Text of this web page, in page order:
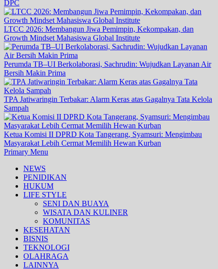
DPC
LTCC 2026: Membangun Jiwa Pemimpin, Kekompakan, dan
Growth Mindset Mahasiswa Global Institute
Perumda TB–UI Berkolaborasi, Sachrudin: Wujudkan Layanan Air
Bersih Makin Prima
TPA Jatiwaringin Terbakar: Alarm Keras atas Gagalnya Tata Kelola
Sampah
Ketua Komisi II DPRD Kota Tangerang, Syamsuri: Mengimbau
Masyarakat Lebih Cermat Memilih Hewan Kurban
Primary Menu
NEWS
PENIDIKAN
HUKUM
LIFE STYLE
SENI DAN BUAYA
WISATA DAN KULINER
KOMUNITAS
KESEHATAN
BISNIS
TEKNOLOGI
OLAHRAGA
LAINNYA